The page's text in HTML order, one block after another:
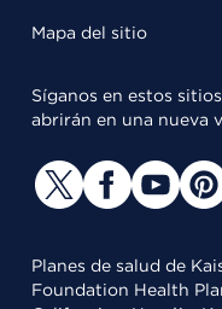
Mapa del sitio
Síganos en estos
abrirán en una nueva
Planes de salud de
Foundation Health